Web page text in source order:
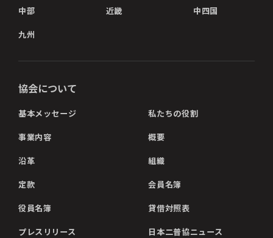
中部 近畿 中四国
九州
協会について
基本メッセージ 私たちの役割
事業内容 概要
沿革 組織
定款 会員名簿
役員名簿 貸借対照表
プレスリリース 日本二普協ニュース